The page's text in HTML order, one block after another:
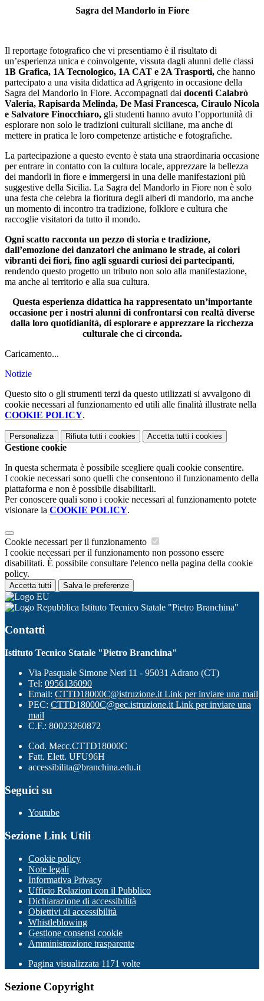
Sagra del Mandorlo in Fiore
Il reportage fotografico che vi presentiamo è il risultato di
un’esperienza unica e coinvolgente, vissuta dagli alunni delle classi
1B Grafica, 1A Tecnologico, 1A CAT e 2A Trasporti, che hanno
partecipato a una visita didattica ad Agrigento in occasione della
Sagra del Mandorlo in Fiore. Accompagnati dai docenti Calabrò
Valeria, Rapisarda Melinda, De Masi Francesca, Ciraulo Nicola
e Salvatore Finocchiaro, gli studenti hanno avuto l’opportunità di
esplorare non solo le tradizioni culturali siciliane, ma anche di
mettere in pratica le loro competenze artistiche e fotografiche.
La partecipazione a questo evento è stata una straordinaria occasione
per entrare in contatto con la cultura locale, apprezzare la bellezza
dei mandorli in fiore e immergersi in una delle manifestazioni più
suggestive della Sicilia. La Sagra del Mandorlo in Fiore non è solo
una festa che celebra la fioritura degli alberi di mandorlo, ma anche
un momento di incontro tra tradizione, folklore e cultura che
raccoglie visitatori da tutto il mondo.
Ogni scatto racconta un pezzo di storia e tradizione,
dall’emozione dei danzatori che animano le strade, ai colori
vibranti dei fiori, fino agli sguardi curiosi dei partecipanti,
rendendo questo progetto un tributo non solo alla manifestazione,
ma anche al territorio e alla sua cultura.
Questa esperienza didattica ha rappresentato un’importante
occasione per i nostri alunni di confrontarsi con realtà diverse
dalla loro quotidianità, di esplorare e apprezzare la ricchezza
culturale che ci circonda.
Caricamento...
Notizie
Questo sito o gli strumenti terzi da questo utilizzati si avvalgono di
cookie necessari al funzionamento ed utili alle finalità illustrate nella
COOKIE POLICY.
Personalizza Rifiuta tutti i cookies Accetta tutti i cookies
Gestione cookie
In questa schermata è possibile scegliere quali cookie consentire.
I cookie necessari sono quelli che consentono il funzionamento della
piattaforma e non è possibile disabilitarli.
Per conoscere quali sono i cookie necessari al funzionamento potete
visionare la COOKIE POLICY.
Cookie necessari per il funzionamento
I cookie necessari per il funzionamento non possono essere
disabilitati. È possibile consultare l'elenco nella pagina della cookie
policy.
Accetta tutti Salva le preferenze
Istituto Tecnico Statale "Pietro Branchina"
Contatti
Istituto Tecnico Statale "Pietro Branchina"
Via Pasquale Simone Neri 11 - 95031 Adrano (CT)
Tel: 0956136090
Email: CTTD18000C@istruzione.it Link per inviare una mail
PEC: CTTD18000C@pec.istruzione.it Link per inviare una
mail
C.F.: 80023260872
Cod. Mecc.CTTD18000C
Fatt. Elett. UFU96H
accessibilita@branchina.edu.it
Seguici su
Youtube
Sezione Link Utili
Cookie policy
Note legali
Informativa Privacy
Ufficio Relazioni con il Pubblico
Dichiarazione di accessibilità
Obiettivi di accessibilità
Whistleblowing
Gestione consensi cookie
Amministrazione trasparente
Pagina visualizzata 1171 volte
Sezione Copyright